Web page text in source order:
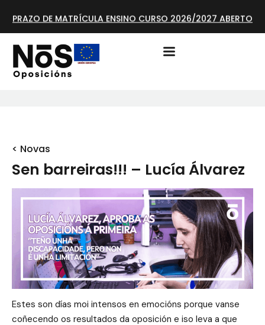
PRAZO DE MATRÍCULA ENSINO CURSO 2026/2027 ABERTO
< Novas
Sen barreiras!!! – Lucía Álvarez
Estes son días moi intensos en emocións porque vanse
coñecendo os resultados da oposición e iso leva a que